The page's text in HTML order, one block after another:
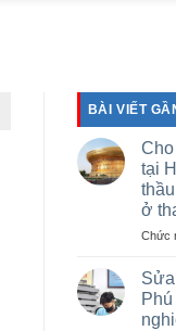
BÀI VIẾT
tại
ở
Chức